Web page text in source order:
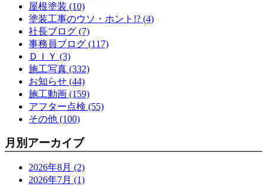
屋根塗装 (10)
塗装工事のウソ・ホント!? (4)
社長ブログ (7)
事務員ブログ (117)
ＤＩＹ (3)
施工写真 (332)
お知らせ (44)
施工動画 (159)
アフター点検 (55)
その他 (100)
月別アーカイブ
2026年8月 (2)
2026年7月 (1)